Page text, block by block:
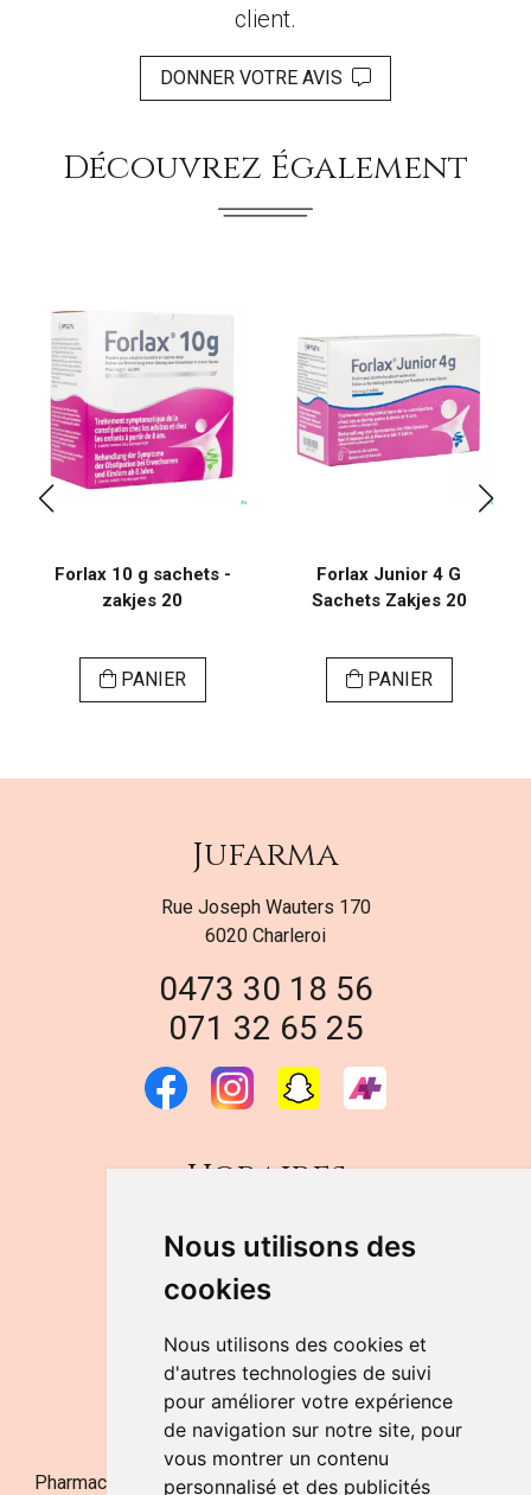
Nous utilisons des
cookies
Nous utilisons des cookies et
d'autres technologies de suivi
pour améliorer votre expérience
de navigation sur notre site, pour
vous montrer un contenu
personnalisé et des publicités
client.
DONNER VOTRE AVIS
Découvrez Également
Forlax 10 g sachets -
zakjes 20
PANIER
Forlax Junior 4 G
Sachets Zakjes 20
PANIER
Jufarma
Rue Joseph Wauters 170
6020 Charleroi
0473 30 18 56
071 32 65 25
Horaires
DU LUNDI AU VENDREDI
de 9h à 12h30 et de 14h à 18h
LE SAMEDI
de 9h à 12h30
NOUS CONTACTER
Pharmacie Jufarma - Fatima Abachra - APB 521704 - N°